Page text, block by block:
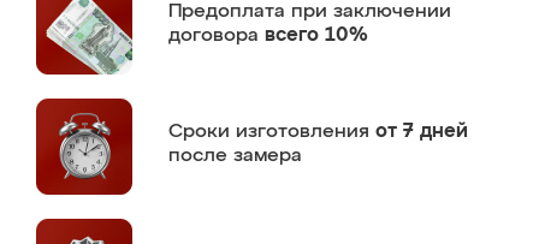
Предоплата при заключении
договора всего 10%
Сроки изготовления от 7 дней
после замера